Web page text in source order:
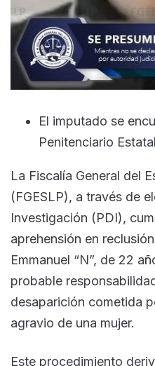
El imputado se
Penitenciario
La Fiscalía General del
(FGESLP), a través de
Investigación (PDI),
aprehensión en
Emmanuel “N”, de 22
probable
desaparición cometida
agravio de una mujer.
Este procedimiento